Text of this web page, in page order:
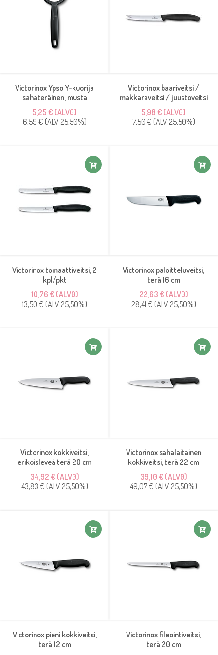
Victorinox Ypso Y-kuorija
sahateräinen, musta
5,25 € (ALV0)
6,59 € (ALV 25,50%)
Victorinox baariveitsi /
makkaraveitsi / juustoveitsi
5,98 € (ALV0)
7,50 € (ALV 25,50%)
Victorinox tomaattiveitsi, 2
kpl/pkt
10,76 € (ALV0)
13,50 € (ALV 25,50%)
Victorinox paloitteluveitsi,
terä 16 cm
22,63 € (ALV0)
28,41 € (ALV 25,50%)
Victorinox kokkiveitsi,
erikoisleveä terä 20 cm
34,92 € (ALV0)
43,83 € (ALV 25,50%)
Victorinox sahalaitainen
kokkiveitsi, terä 22 cm
39,10 € (ALV0)
49,07 € (ALV 25,50%)
Victorinox pieni kokkiveitsi,
terä 12 cm
Victorinox fileointiveitsi,
terä 20 cm